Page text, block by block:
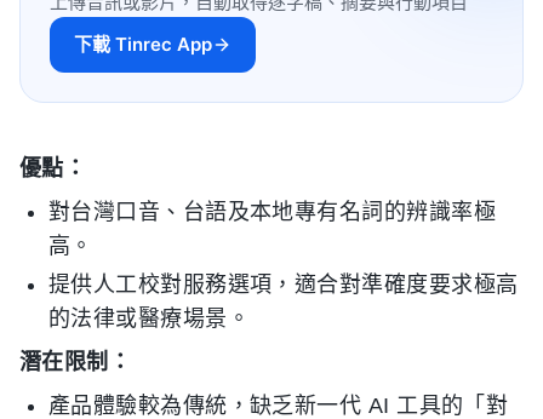
下載 Tinrec App
優點：
對台灣口音、台語及本地專有名詞的辨識率極
高。
提供人工校對服務選項，適合對準確度要求極高
的法律或醫療場景。
潛在限制：
產品體驗較為傳統，缺乏新一代 AI 工具的「對